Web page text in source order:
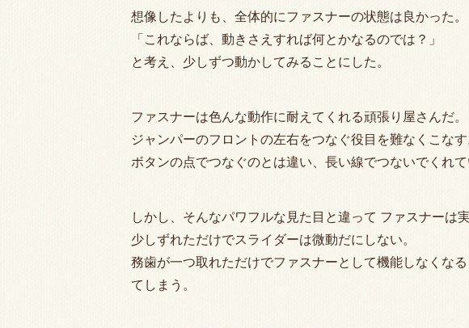
想像したよりも、全体的にファスナーの状態は良かった。
「これならば、動きさえすれば何とかなるのでは？」
と考え、少しずつ動かしてみることにした。
ファスナーは色んな動作に耐えてくれる頑張り屋さんだ。
ジャンパーのフロントの左右をつなぐ役目を難なくこなす
ボタンの点でつなぐのとは違い、長い線でつないでくれて
しかし、そんなパワフルな見た目と違って ファスナーは
少しずれただけでスライダーは微動だにしない。
務歯が一つ取れただけでファスナーとして機能しなくな
てしまう。